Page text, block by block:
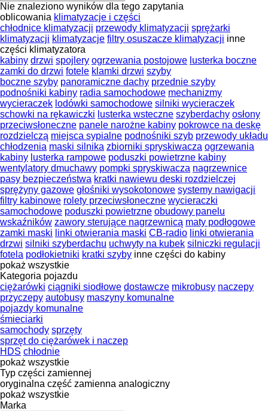
Nie znaleziono wyników dla tego zapytania
oblicowania klimatyzacje i części
chłodnice klimatyzacji przewody klimatyzacji sprężarki
klimatyzacji klimatyzacje filtry osuszacze klimatyzacji inne
części klimatyzatora
kabiny drzwi spojlery ogrzewania postojowe lusterka boczne
zamki do drzwi fotele klamki drzwi szyby
boczne szyby panoramiczne dachy przednie szyby
podnośniki kabiny radia samochodowe mechanizmy
wycieraczek lodówki samochodowe silniki wycieraczek
schowki na rękawiczki lusterka wsteczne szyberdachy osłony
przeciwsłoneczne panele narożne kabiny pokrowce na deskę
rozdzielczą miejsca sypialne podnośniki szyb przewody układu
chłodzenia maski silnika zbiorniki spryskiwacza ogrzewania
kabiny lusterka rampowe poduszki powietrzne kabiny
wentylatory dmuchawy pompki spryskiwacza nagrzewnice
pasy bezpieczeństwa kratki nawiewu deski rozdzielczej
sprężyny gazowe głośniki wysokotonowe systemy nawigacji
filtry kabinowe rolety przeciwsłoneczne wycieraczki
samochodowe poduszki powietrzne obudowy panelu
wskaźników zawory sterujące nagrzewnicą maty podłogowe
zamki maski linki otwierania maski CB-radio linki otwierania
drzwi silniki szyberdachu uchwyty na kubek silniczki regulacji
fotela podłokietniki kratki szyby inne części do kabiny
pokaż wszystkie
Kategoria pojazdu
ciężarówki ciągniki siodłowe dostawcze mikrobusy naczepy
przyczepy autobusy maszyny komunalne
pojazdy komunalne
śmieciarki
samochody sprzęty
sprzęt do ciężarówek i naczep
HDS chłodnie
pokaż wszystkie
Typ części zamiennej
oryginalna część zamienna analogiczny
pokaż wszystkie
Marka